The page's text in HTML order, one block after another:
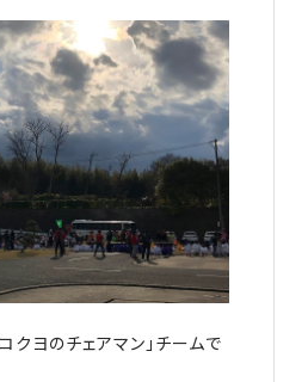
クヨのチェアマン」チームで